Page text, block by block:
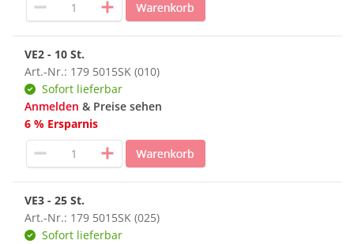
VE2 - 10 St.
Art.-Nr.: 179 5015SK (010)
Sofort lieferbar
Anmelden & Preise sehen
6 % Ersparnis
VE3 - 25 St.
Art.-Nr.: 179 5015SK (025)
Sofort lieferbar